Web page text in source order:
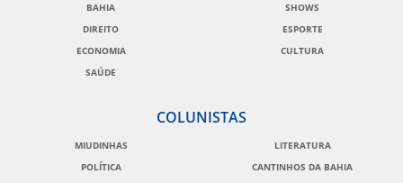
BAHIA
DIREITO
ECONOMIA
SAÚDE
SHOWS
ESPORTE
CULTURA
COLUNISTAS
MIUDINHAS
POLÍTICA
LITERATURA
CANTINHOS DA BAHIA